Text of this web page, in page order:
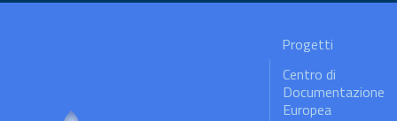
Progetti
Centro di
Documentazione
Europea